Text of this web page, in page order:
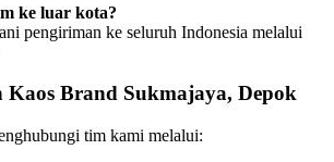
ke luar kota?
pengiriman ke seluruh Indonesia melalui
Kaos Brand Sukmajaya, Depok
tim kami melalui: